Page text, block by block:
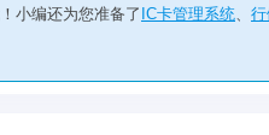
小编还为您准备了 IC卡管理系统、